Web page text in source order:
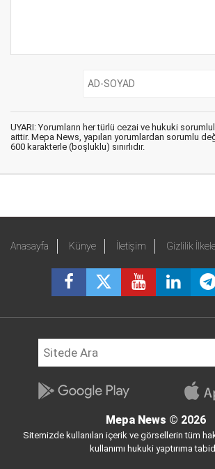
UYARI: Yorumların her türlü cezai ve hukuki
aittir. Mepa News, yapılan yorumlardan sorumlu
600 karakterle (boşluklu) sınırlıdır.
Anasayfa Künye İletişim Gizlilik
Mepa News © 2026
Sitemizde kullanılan içerik ve görsellerin tüm
kullanımı hukuki yaptırıma